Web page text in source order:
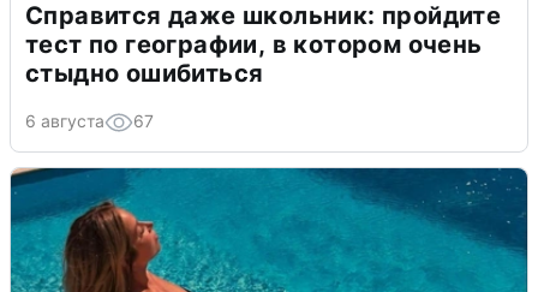
Справится даже школьник: пройдите
тест по географии, в котором очень
стыдно ошибиться
6 августа 67